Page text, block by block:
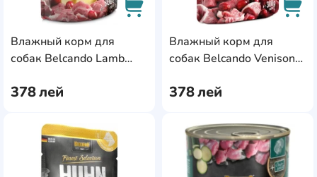
Влажный корм для
собак Belcando Lamb
378лей
AddCardToCart
Влажный корм для
собак Belcando Venison
378лей
AddCardToFavourite